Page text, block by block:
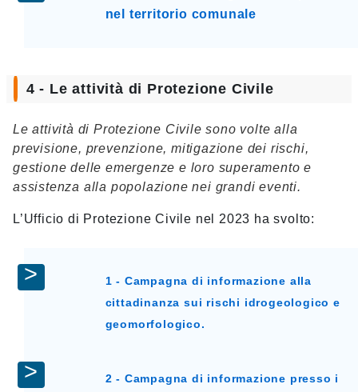
nel territorio comunale
4 - Le attività di Protezione Civile
Le attività di Protezione Civile sono volte alla
previsione, prevenzione, mitigazione dei rischi,
gestione delle emergenze e loro superamento e
assistenza alla popolazione nei grandi eventi.
L’Ufficio di Protezione Civile nel 2023 ha svolto:
1 - Campagna di informazione alla
cittadinanza sui rischi idrogeologico e
geomorfologico.
2 - Campagna di informazione presso i